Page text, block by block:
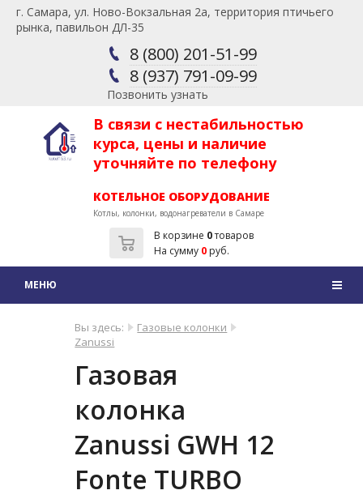
г. Самара, ул. Ново-Вокзальная 2а, территория птичьего
рынка, павильон ДЛ-35
8 (800) 201-51-99
8 (937) 791-09-99
Позвонить узнать
В связи с нестабильностью
курса, цены и наличие
уточняйте по телефону
КОТЕЛЬНОЕ ОБОРУДОВАНИЕ
Котлы, колонки, водонагреватели в Самаре
В корзине 0товаров
На сумму 0руб.
Вы здесь:
Газовые колонки
Zanussi
Газовая
колонка
Zanussi GWH 12
Fonte TURBO